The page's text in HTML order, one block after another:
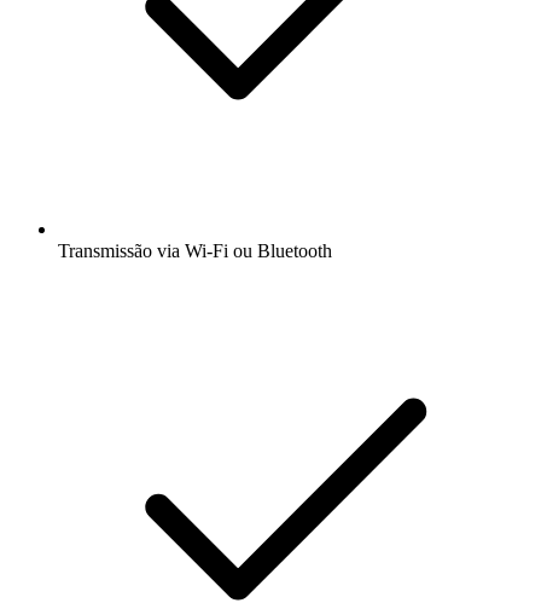
Transmissão via Wi-Fi ou Bluetooth